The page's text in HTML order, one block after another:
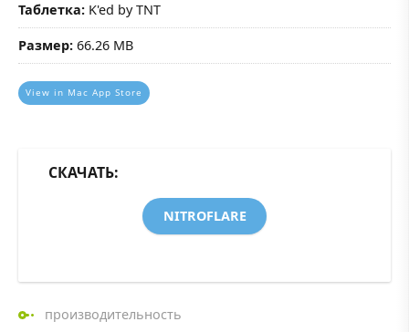
Таблетка: K'ed by TNT
Размер: 66.26 MB
View in Mac App Store
СКАЧАТЬ:
NITROFLARE
производительность